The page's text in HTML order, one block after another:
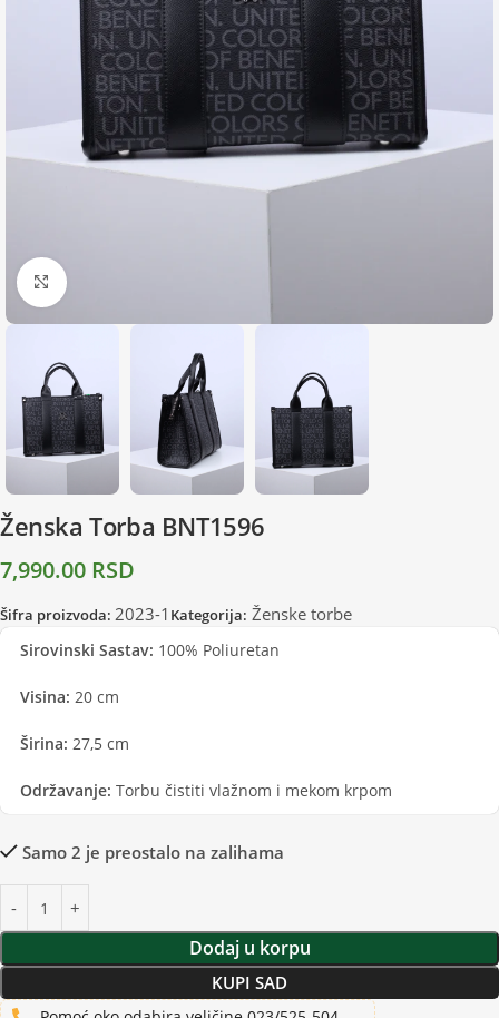
Zumiraj sliku
Ženska Torba BNT1596
7,990.00 RSD
Šifra proizvoda: 2023-1 Kategorija: Ženske torbe
Sirovinski Sastav: 100% Poliuretan
Visina: 20 cm
Širina: 27,5 cm
Održavanje: Torbu čistiti vlažnom i mekom krpom
Samo 2 je preostalo na zalihama
Dodaj u korpu
KUPI SAD